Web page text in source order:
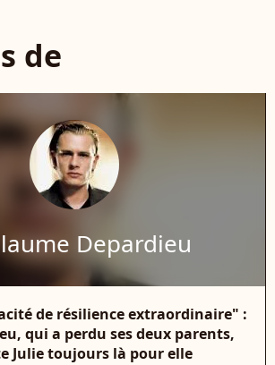
de
Depardieu
de résilience extraordinaire" :
qui a perdu ses deux parents,
Julie toujours là pour elle